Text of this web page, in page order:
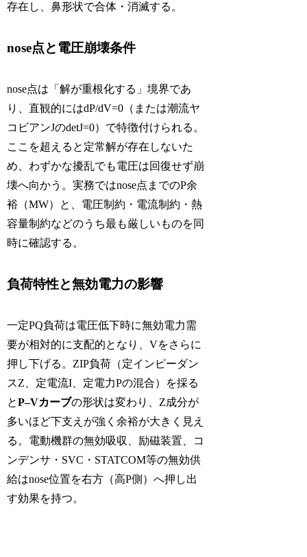
存在し、鼻形状で合体・消滅する。
nose点と電圧崩壊条件
nose点は「解が重根化する」境界であ
り、直観的にはdP/dV=0（または潮流ヤ
コビアンJのdetJ=0）で特徴付けられる。
ここを超えると定常解が存在しないた
め、わずかな擾乱でも電圧は回復せず崩
壊へ向かう。実務ではnose点までのP余
裕（MW）と、電圧制約・電流制約・熱
容量制約などのうち最も厳しいものを同
時に確認する。
負荷特性と無効電力の影響
一定PQ負荷は電圧低下時に無効電力需
要が相対的に支配的となり、Vをさらに
押し下げる。ZIP負荷（定インピーダン
スZ、定電流I、定電力Pの混合）を採る
とP–Vカーブの形状は変わり、Z成分が
多いほど下支えが強く余裕が大きく見え
る。電動機群の無効吸収、励磁装置、コ
ンデンサ・SVC・STATCOM等の無効供
給はnose位置を右方（高P側）へ押し出
す効果を持つ。